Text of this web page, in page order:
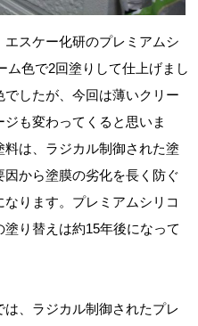
スケー化研のプレミアムシ
ム色で2回塗りして仕上げまし
したが、今回は薄いクリー
も変わってくると思いま
は、ラジカル制御された塗
から塗膜の劣化を長く防ぐ
ります。プレミアムシリコ
り替えは約15年後になって
、ラジカル制御されたプレ